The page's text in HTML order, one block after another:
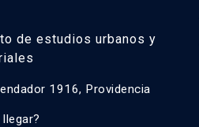
de estudios urbanos y
1916, Providencia